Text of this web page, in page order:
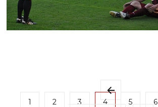
1 2 3 4 5 6